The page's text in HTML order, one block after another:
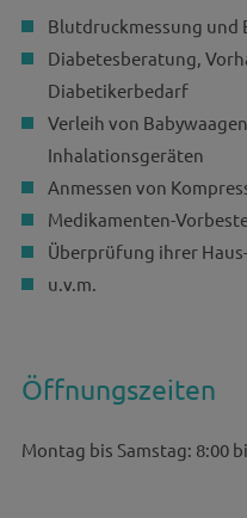
Blutdruckmessung
Diabetesberatung,
Diabetikerbedarf
Verleih von
Inhalationsgeräten
Anmessen von
Medikamenten-
Überprüfung ihrer
u.v.m.
Öffnungszeiten
Montag bis Samstag: 8:00